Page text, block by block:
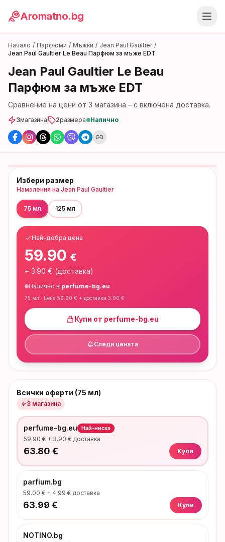
Aromatno.bg
Начало / Парфюми / Мъжки / Jean Paul Gaultier /
Jean Paul Gaultier Le Beau Парфюм за мъже EDT
Jean Paul Gaultier Le Beau
Парфюм за мъже EDT
Сравнение на цени от 3 магазина – с включена доставка.
3магазина 2размера Налично
Избери размер
Намаления на Jean Paul Gaultier
75 мл 125 мл
Най-добра цена
59.90 €
+ 3.90 € (доставка)
Налично в perfume-bg.eu
75 мл · Цена 59.90 € + доставка 3.90 €
Купи от perfume-bg.eu
Следи цената
Всички оферти (75 мл)
3 магазина
perfume-bg.eu Най-ниска
59.90 € + 3.90 € доставка
63.80 € Купи
parfium.bg
59.00 € + 4.99 € доставка
63.99 € Купи
NOTINO.bg